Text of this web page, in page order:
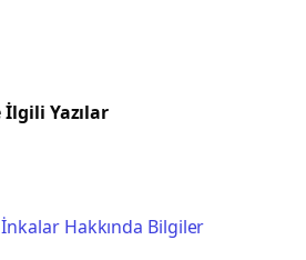
Yazılar
Hakkında Bilgiler